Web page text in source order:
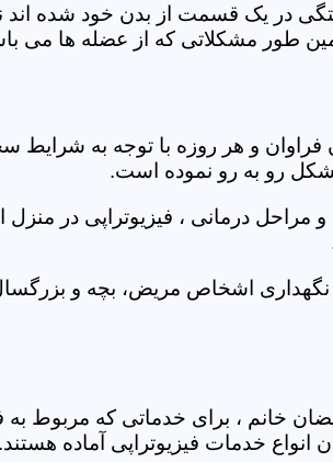
در یک قسمت از بدن خود شده اند
مشکلاتی که از عضله ها می
فراوان و هر روزه با توجه به
رو به رو نموده است.
درمانی ، فیزیوتراپی در
نگهداری اشخاص مریض، بچه و
خانم ، برای خدماتی که مربوط
انواع خدمات فیزیوتراپی آماده هستند.